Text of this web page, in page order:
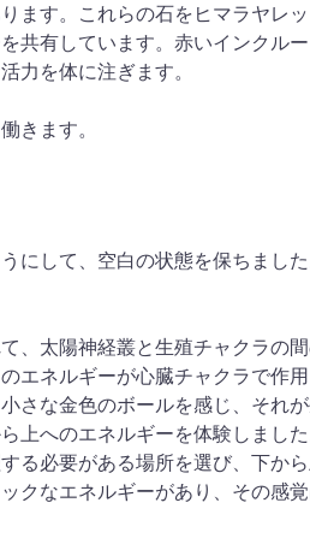
ます。これらの石をヒマラヤレ
共有しています。赤いインクル
力を体に注ぎます。
きます。
にして、空白の状態を保ちまし
、太陽神経叢と生殖チャクラの
エネルギーが心臓チャクラで作
さな金色のボールを感じ、それ
上へのエネルギーを体験しまし
る必要がある場所を選び、下か
クなエネルギーがあり、その感